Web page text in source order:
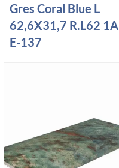
Gres Coral Blue L
62,6X31,7 R.L62 1A
E-137